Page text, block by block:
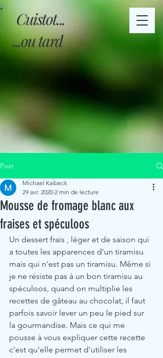
Cuistot...
...ou tard
Post
Mousse de fromage blanc aux
fraises et spéculoos
Michael Kaibeck
29 avr. 2020 2 min de lecture
Un dessert frais , léger et de saison qui
a toutes les apparences d'un tiramisu
mais qui n'est pas un tiramisu. Même si
je ne résiste pas à un bon tiramisu au
spéculoos, quand on multiplie les
recettes de gâteau au chocolat, il faut
parfois savoir lever un peu le pied sur
la gourmandise. Mais ce qui me
pousse à vous expliquer cette recette
c'est qu'elle permet d'utiliser les